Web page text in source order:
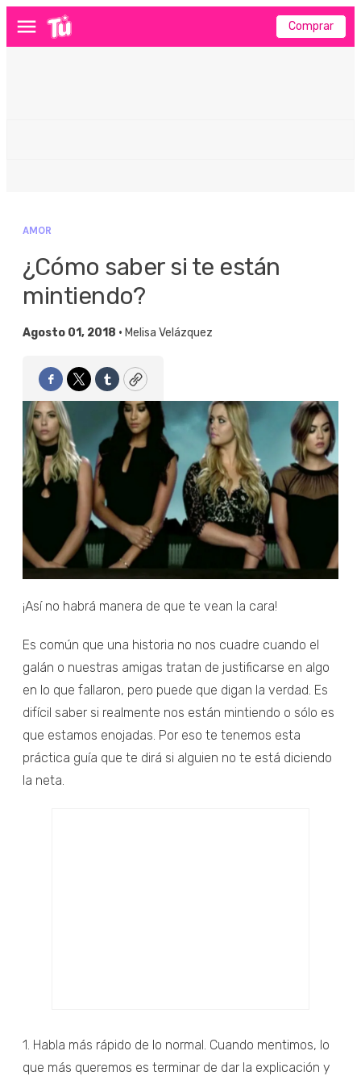
Menú Comprar
AMOR
¿Cómo saber si te están
mintiendo?
Agosto 01, 2018 • Melisa Velázquez
Facebook
TwitterTumblrCopy
¡Así no habrá manera de que te vean la cara!
Es común que una historia no nos cuadre cuando el
galán o nuestras amigas tratan de justificarse en algo
en lo que fallaron, pero puede que digan la verdad. Es
difícil saber si realmente nos están mintiendo o sólo es
que estamos enojadas. Por eso te tenemos esta
práctica guía que te dirá si alguien no te está diciendo
la neta.
1. Habla más rápido de lo normal. Cuando mentimos, lo
que más queremos es terminar de dar la explicación y